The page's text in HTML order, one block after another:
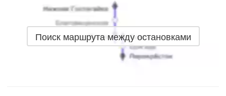
Поиск маршрута между остановками